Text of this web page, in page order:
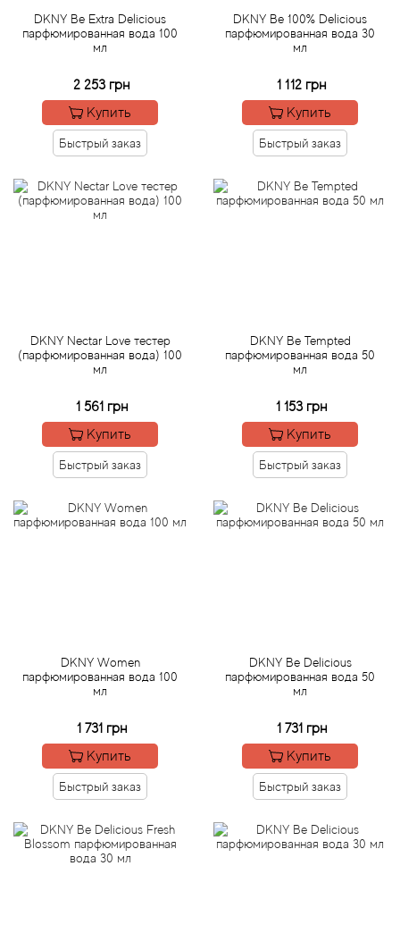
DKNY Be Extra Delicious
парфюмированная вода 100
мл
2 253 грн
Купить
Быстрый заказ
DKNY Be 100% Delicious
парфюмированная вода 30
мл
1 112 грн
Купить
Быстрый заказ
DKNY Nectar Love тестер
(парфюмированная вода) 100
мл
1 561 грн
Купить
Быстрый заказ
DKNY Be Tempted
парфюмированная вода 50
мл
1 153 грн
Купить
Быстрый заказ
DKNY Women
парфюмированная вода 100
мл
1 731 грн
Купить
Быстрый заказ
DKNY Be Delicious
парфюмированная вода 50
мл
1 731 грн
Купить
Быстрый заказ
Acqua di Parma
Acqua di Sardegna
Adidas
Aedes de Venustas
Aerin Lauder
Agatha Ruiz de la Prada
Agent Provocateur
Agonist
Aj Arabia (Widian)
Al Jazeera
Alexander McQueen
Alexandre Barthet
Alexandre J